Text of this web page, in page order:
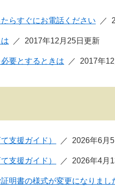
らすぐにお電話ください
2017年12月25日更新
要とするときは 2017年
支援ガイド） 2026年6月
支援ガイド） 2026年4月
明書の様式が変更になりまし